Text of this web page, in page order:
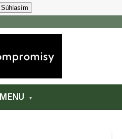
Súhlasím
MENU